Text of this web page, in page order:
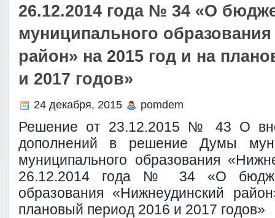
образования
«Нижнеудинский
за
год”
26.12.2014 года № 34 «О
муниципального
район» на 2015 год и на
и 2017 годов»
24 декабря, 2015 pomdem
Решение от 23.12.2015 № 43 О
дополнений в решение Думы
муниципального образования
26.12.2014 года № 34 «О
образования «Нижнеудинский
плановый период 2016 и 2017 годов»